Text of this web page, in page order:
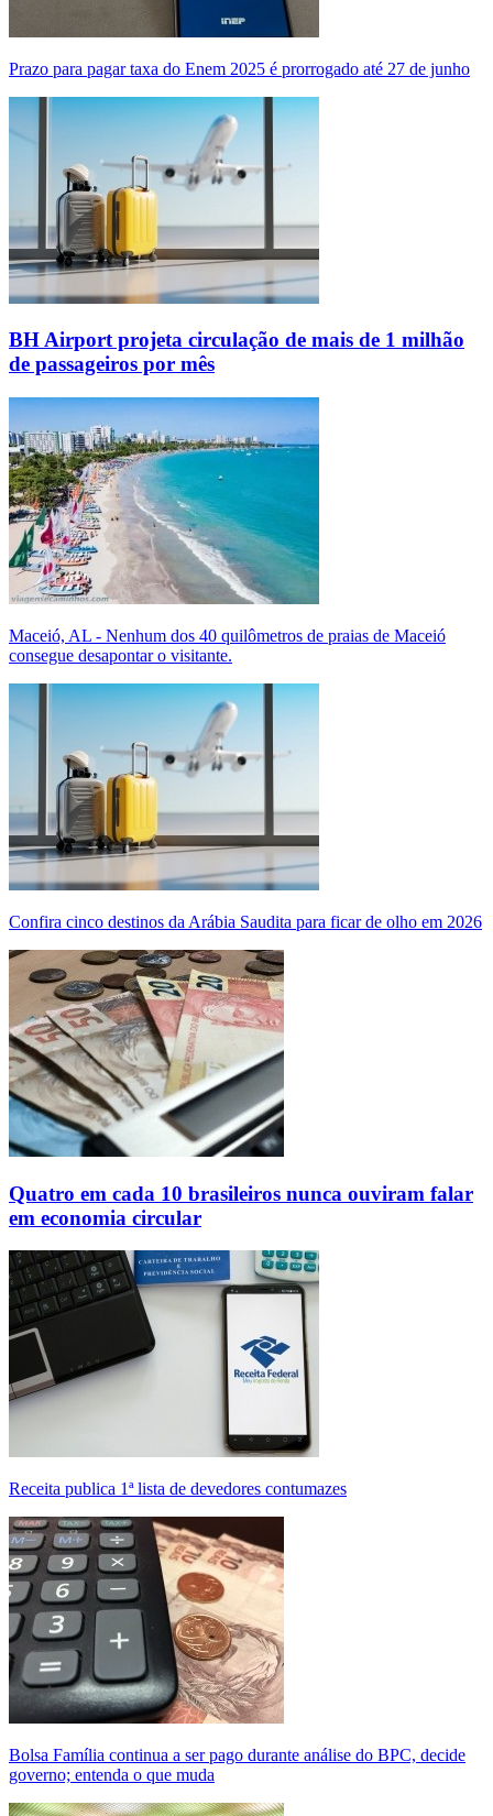
Prazo para pagar taxa do Enem 2025 é prorrogado até 27 de junho
BH Airport projeta circulação de mais de 1 milhão
de passageiros por mês
Maceió, AL - Nenhum dos 40 quilômetros de praias de Maceió
consegue desapontar o visitante.
Confira cinco destinos da Arábia Saudita para ficar de olho em 2026
Quatro em cada 10 brasileiros nunca ouviram falar
em economia circular
Receita publica 1ª lista de devedores contumazes
Bolsa Família continua a ser pago durante análise do BPC, decide
governo; entenda o que muda